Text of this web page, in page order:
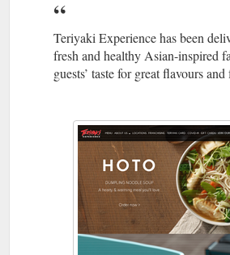
Teriyaki Experience has been
fresh and healthy Asian-inspired
guests’ taste for great flavours